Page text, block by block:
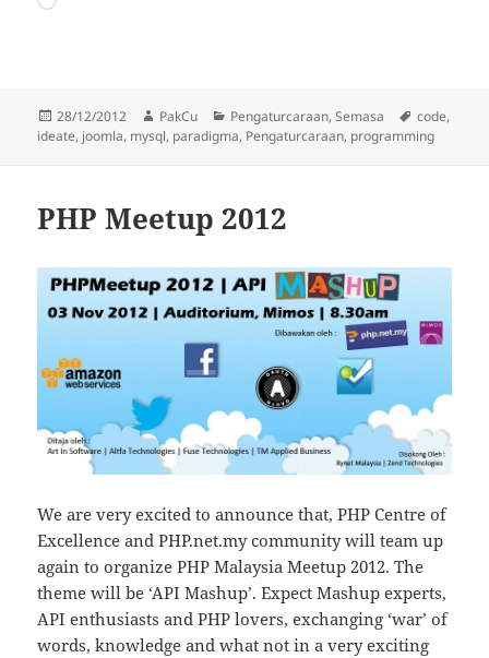
Posted
on
28/12/2012 Author
PakCu Categories
Pengaturcaraan,Semasa Tags
code,
ideate, joomla, mysql, paradigma, Pengaturcaraan, programming
PHP Meetup 2012
We are very excited to announce that, PHP Centre of
Excellence and PHP.net.my community will team up
again to organize PHP Malaysia Meetup 2012. The
theme will be ‘API Mashup’. Expect Mashup experts,
API enthusiasts and PHP lovers, exchanging ‘war’ of
words, knowledge and what not in a very exciting